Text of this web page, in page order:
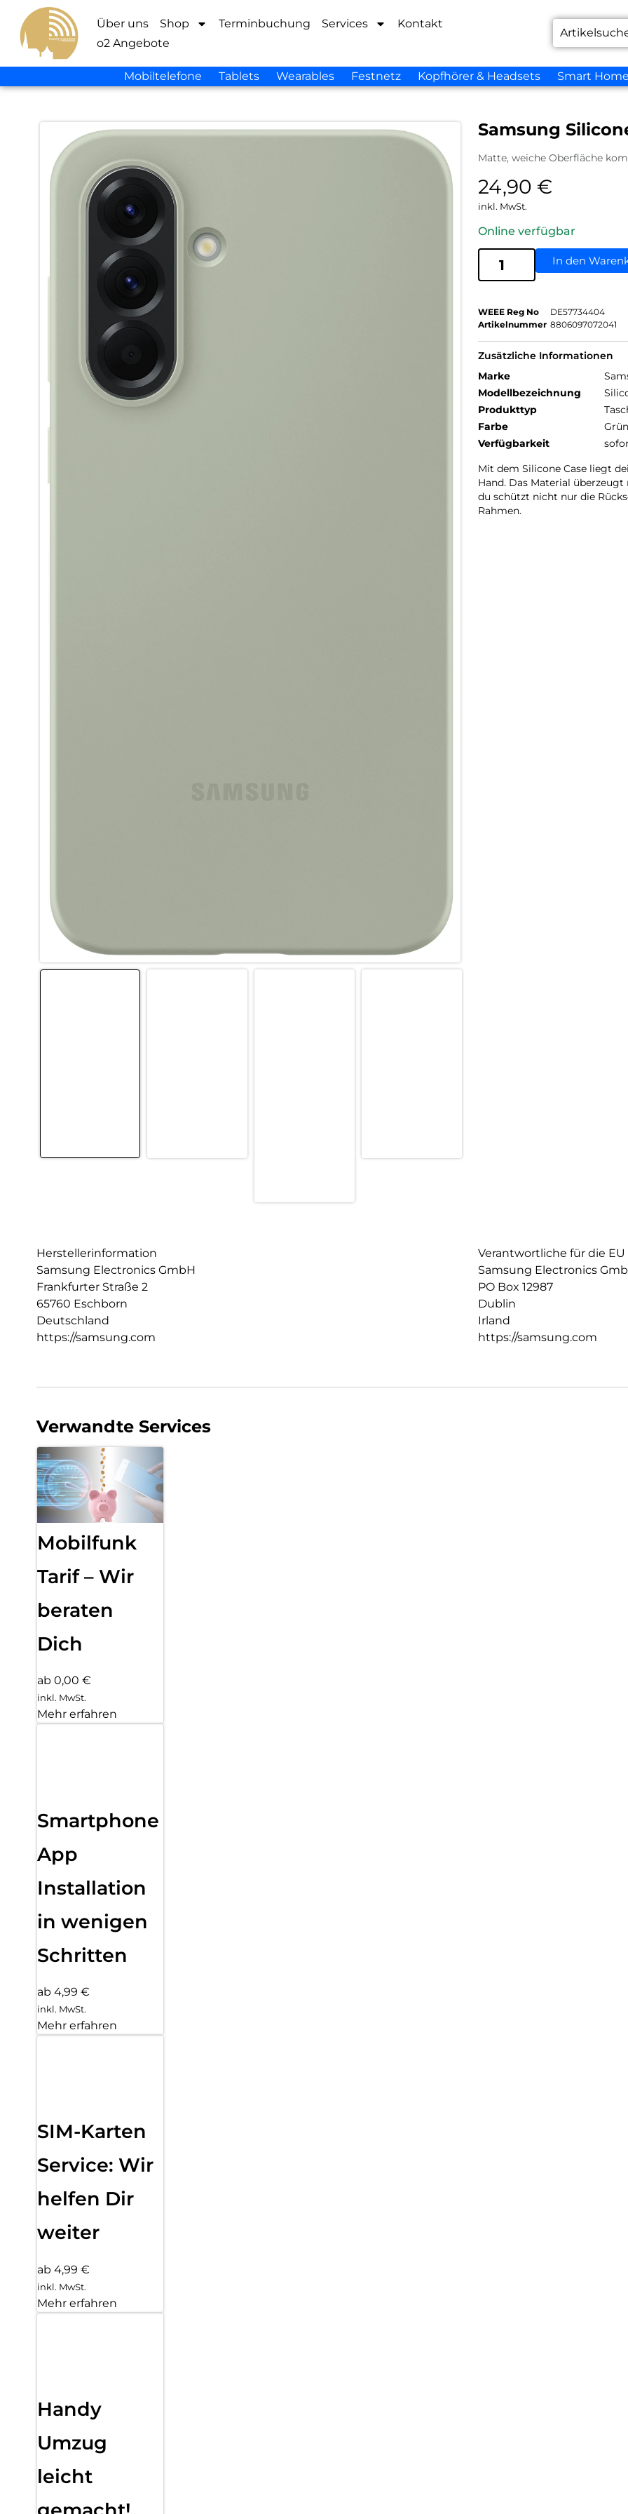
Über uns Shop Terminbuchung Services
Kontakt
o2 Angebote
Mobiltelefone Tablets Wearables Festnetz Kopfhörer & Headsets Smart
Samsung
Matte, weiche Oberfläche
24,90 €
inkl. MwSt.
Online verfügbar
In den
WEEE Reg No
DE57734404
Artikelnummer 8806097072041
Zusätzliche Informationen
Marke
Modellbezeichnung
Produkttyp
Farbe
Grün
Verfügbarkeit
Mit dem Silicone Case liegt
Hand. Das Material
du schützt nicht nur die
Rahmen.
Herstellerinformation
Samsung Electronics GmbH
Frankfurter Straße 2
65760 Eschborn
Deutschland
https://samsung.com
Verantwortliche für die EU
Samsung Electronics
PO Box 12987
Dublin
Irland
https://samsung.com
Verwandte Services
Mobilfunk
Tarif – Wir
beraten
Dich
ab 0,00 €
inkl. MwSt.
Mehr erfahren
Smartphone
App
Installation
in wenigen
Schritten
ab 4,99 €
inkl. MwSt.
Mehr erfahren
SIM-Karten
Service: Wir
helfen Dir
weiter
ab 4,99 €
inkl. MwSt.
Mehr erfahren
Handy
Umzug
leicht